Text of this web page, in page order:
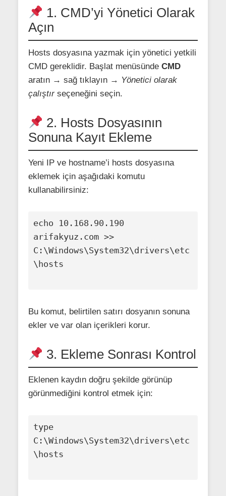
1. CMD’yi Yönetici Olarak
Açın
Hosts dosyasına yazmak için yönetici yetkili
CMD gereklidir. Başlat menüsünde CMD
aratın → sağ tıklayın → Yönetici olarak
çalıştırseçeneğini seçin.
2. Hosts Dosyasının
Sonuna Kayıt Ekleme
Yeni IP ve hostname’i hosts dosyasına
eklemek için aşağıdaki komutu
kullanabilirsiniz:
echo 10.168.90.190
arifakyuz.com >>
C:\Windows\System32\drivers\etc
\hosts
Bu komut, belirtilen satırı dosyanın sonuna
ekler ve var olan içerikleri korur.
3. Ekleme Sonrası Kontrol
Eklenen kaydın doğru şekilde görünüp
görünmediğini kontrol etmek için:
type
C:\Windows\System32\drivers\etc
\hosts